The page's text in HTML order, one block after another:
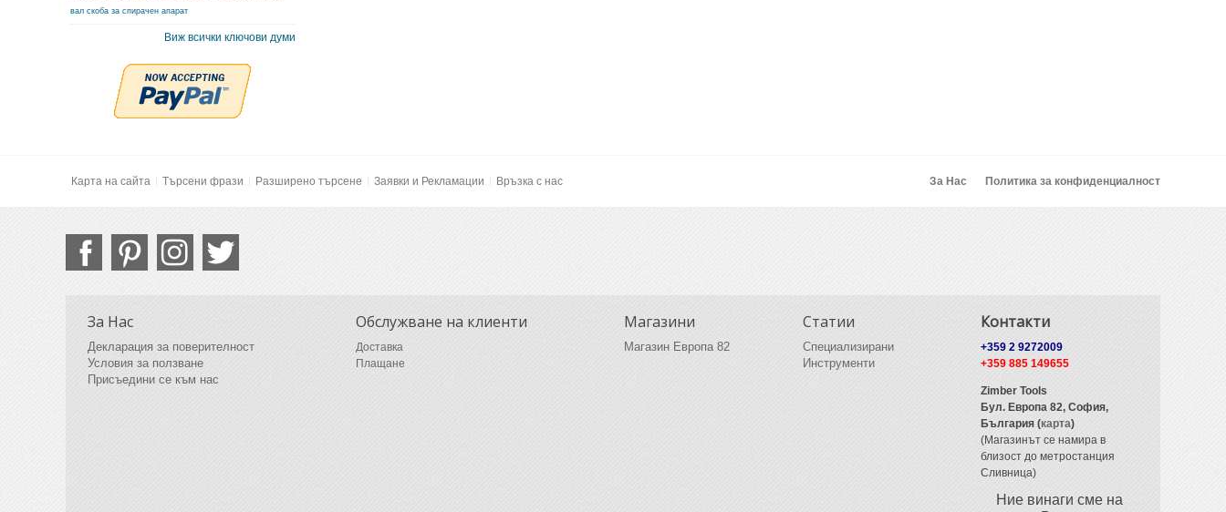
вал скоба за спирачен апарат
Виж всички ключови думи
Карта на сайта Търсени фрази Разширено търсене Заявки и Рекламации Връзка с нас За Нас Политика за конфиденциалност
За Нас
Декларация за поверителност
Условия за ползване
Присъедини се към нас
Обслужване на клиенти
Доставка
Плащане
Магазини
Магазин Европа 82
Статии
Специализирани
Инструменти
Контакти
+359 2 9272009
+359 885 149655
Zimber Tools
Бул. Европа 82,София,
България (карта)
(Магазинът се намира в
близост до метростанция
Сливница)
Ние винаги сме на